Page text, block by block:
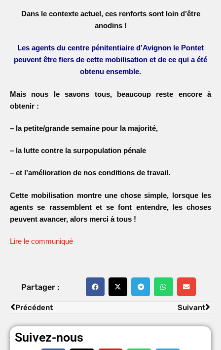
Dans le contexte actuel, ces renforts sont loin d’être
anodins !
Les agents du centre pénitentiaire d’Avignon le Pontet
peuvent être fiers de cette mobilisation et de ce qui a été
obtenu ensemble.
Mais nous le savons tous, beaucoup reste encore à
obtenir :
– la petite/grande semaine pour la majorité,
– la lutte contre la surpopulation pénale
– et l’amélioration de nos conditions de travail.
Cette mobilisation montre une chose simple, lorsque les
agents se rassemblent et se font entendre, les choses
peuvent avancer, alors merci à tous !
Lire le communiqué
Partager :
Précédent Suivant
Suivez-nous